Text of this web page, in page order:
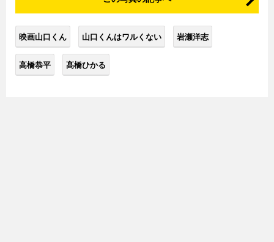
映画山口くん 山口くんはワルくない 岩瀬洋志
高橋恭平 髙橋ひかる